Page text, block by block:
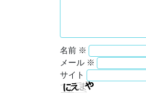
名前 ※
メール ※
サイト